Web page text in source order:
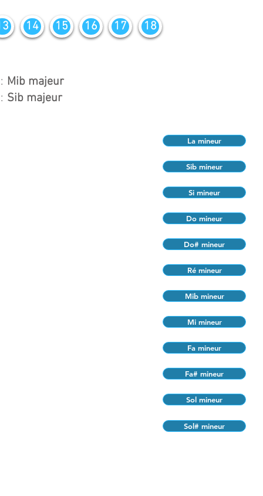
Mib majeur
Sib majeur
14 15 16 17 18
La mineur
Sib mineur
Si mineur
Do mineur
Do# mineur
Ré mineur
Mib mineur
Mi mineur
Fa mineur
Fa# mineur
Sol mineur
Sol# mineur